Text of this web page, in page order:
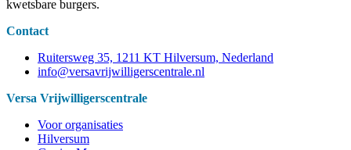
kwetsbare burgers.
Contact
Ruitersweg 35, 1211 KT Hilversum, Nederland
info@versavrijwilligerscentrale.nl
Versa Vrijwilligerscentrale
Voor organisaties
Hilversum